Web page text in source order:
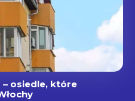
osiedle, które